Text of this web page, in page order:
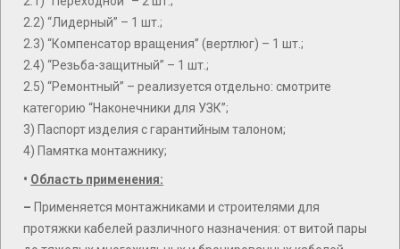
2.2) “Лидерный” – 1 шт.;
2.3) “Компенсатор вращения” (вертлюг) – 1 шт.;
2.4) “Резьба-защитный” – 1 шт.;
2.5) “Ремонтный” – реализуется отдельно: смотрите
категорию “Наконечники для УЗК”;
3) Паспорт изделия с гарантийным талоном;
4) Памятка монтажнику;
• Область применения:
– Применяется монтажниками и строителями для
протяжки кабелей различного назначения: от витой пары